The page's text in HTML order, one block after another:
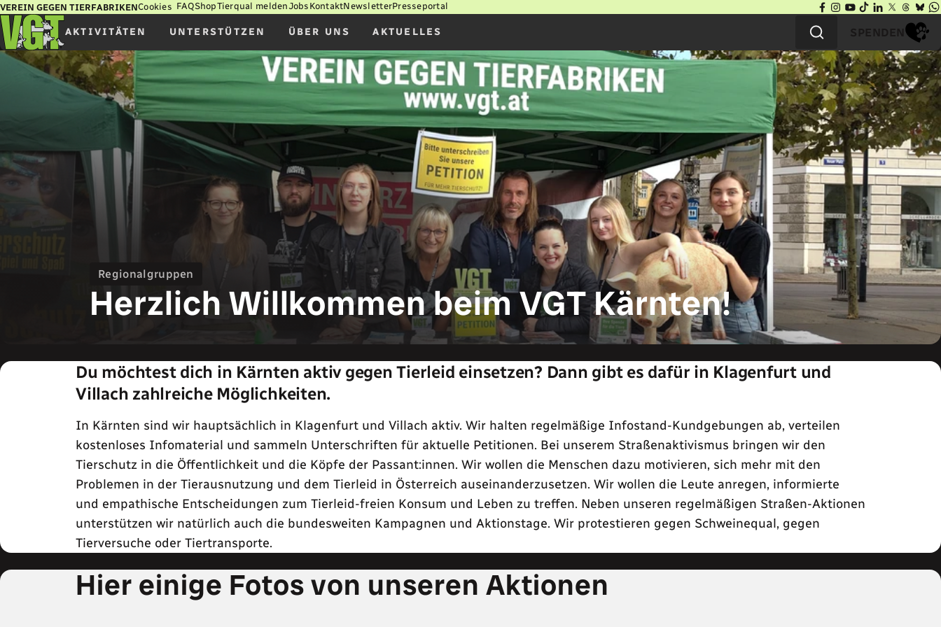
VEREIN GEGEN TIERFABRIKENCookies FAQShopTierqual meldenJobs KontaktNewsletterPresseportal
AKTIVITÄTEN UNTERSTÜTZEN ÜBER UNS AKTUELLES SPENDEN
Regionalgruppen
Herzlich Willkommen beim VGT Kärnten!
Du möchtest dich in Kärnten aktiv gegen Tierleid einsetzen? Dann gibt es dafür in Klagenfurt und
Villach zahlreiche Möglichkeiten.
In Kärnten sind wir hauptsächlich in Klagenfurt und Villach aktiv. Wir halten regelmäßige Infostand-Kundgebungen ab, verteilen
kostenloses Infomaterial und sammeln Unterschriften für aktuelle Petitionen. Bei unserem Straßenaktivismus bringen wir den
Tierschutz in die Öffentlichkeit und die Köpfe der Passant:innen. Wir wollen die Menschen dazu motivieren, sich mehr mit den
Problemen in der Tierausnutzung und dem Tierleid in Österreich auseinanderzusetzen. Wir wollen die Leute anregen, informierte
und empathische Entscheidungen zum Tierleid-freien Konsum und Leben zu treffen. Neben unseren regelmäßigen Straßen-Aktionen
unterstützen wir natürlich auch die bundesweiten Kampagnen und Aktionstage. Wir protestieren gegen Schweinequal, gegen
Tierversuche oder Tiertransporte.
Hier einige Fotos von unseren Aktionen